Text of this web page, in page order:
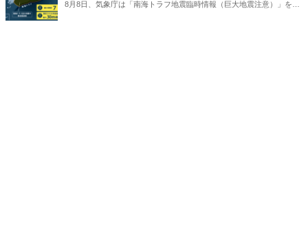
8月8日、気象庁は「南海トラフ地震臨時情報（巨大地震注意）」を発